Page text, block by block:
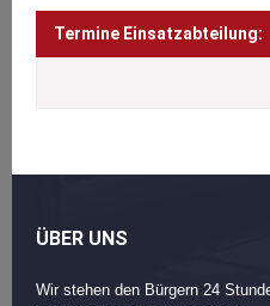
Termine Einsatzabteilung:
ÜBER UNS
Wir stehen den Bürgern 24